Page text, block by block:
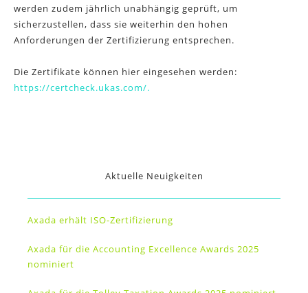
werden zudem jährlich unabhängig geprüft, um
sicherzustellen, dass sie weiterhin den hohen
Anforderungen der Zertifizierung entsprechen.
Die Zertifikate können hier eingesehen werden:
https://certcheck.ukas.com/.
Aktuelle Neuigkeiten
Axada erhält ISO-Zertifizierung
Axada für die Accounting Excellence Awards 2025
nominiert